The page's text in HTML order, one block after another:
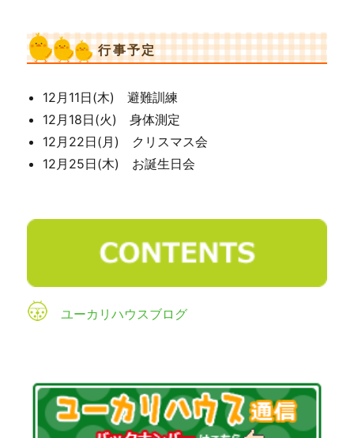
行事予定
12月11日(木) 避難訓練
12月18日(火) 身体測定
12月22日(月) クリスマス会
12月25日(木) お誕生日会
ユーカリハウスブログ